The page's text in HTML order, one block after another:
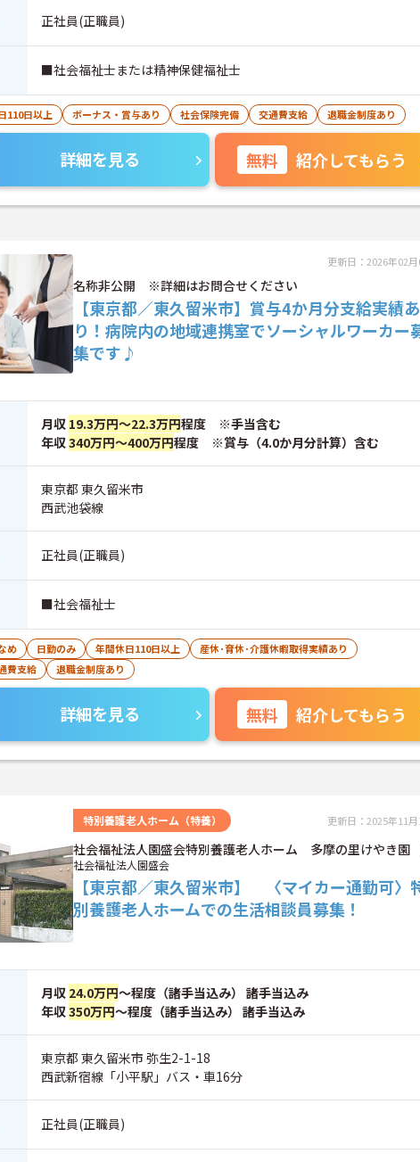
正社員(正職員)
■社会福祉士または精神保健福祉士
110日以上 ボーナス・賞与あり 社会保険完備 交通費支給 退職金制度あり
詳細を見る 無料 紹介してもらう
更新日：2026年02月
名称非公開 ※詳細はお問合せください
【東京都／東久留米市】賞与4か月分支給実績あ
り！病院内の地域連携室でソーシャルワーカー
集です♪
月収 19.3万円～22.3万円程度 ※手当含む
年収340万円～400万円程度 ※賞与（4.0か月分計算）含む
東京都 東久留米市
西武池袋線
正社員(正職員)
■社会福祉士
め 日勤のみ 年間休日110日以上
産休･育休･介護休暇取得実績あり
費支給 退職金制度あり
詳細を見る 無料 紹介してもらう
特別養護老人ホーム（特養） 更新日：2025年11月
社会福祉法人園盛会特別養護老人ホーム 多摩の里けやき園
社会福祉法人園盛会
【東京都／東久留米市】 〈マイカー通勤可〉
別養護老人ホームでの生活相談員募集！
月収 24.0万円～程度（諸手当込み） 諸手当込み
年収350万円～程度（諸手当込み） 諸手当込み
東京都 東久留米市 弥生2-1-18
西武新宿線「小平駅」バス・車16分
正社員(正職員)